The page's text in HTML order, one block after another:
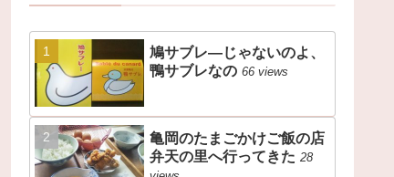
鳩サブレ―じゃないのよ、
鴨サブレなの 66 views
亀岡のたまごかけご飯の店
弁天の里へ行ってきた 28